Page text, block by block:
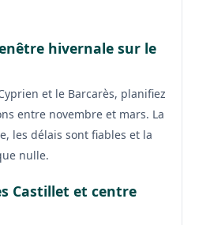
hivernale sur le
et le Barcarès, planifiez
entre novembre et mars. La
les délais sont fiables et la
nulle.
Castillet et centre